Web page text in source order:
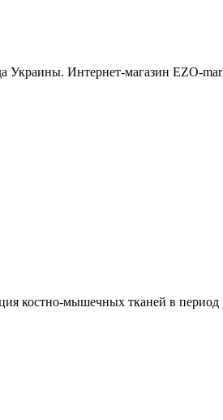
Украины. Интернет-магазин EZO-
костно-мышечных тканей в